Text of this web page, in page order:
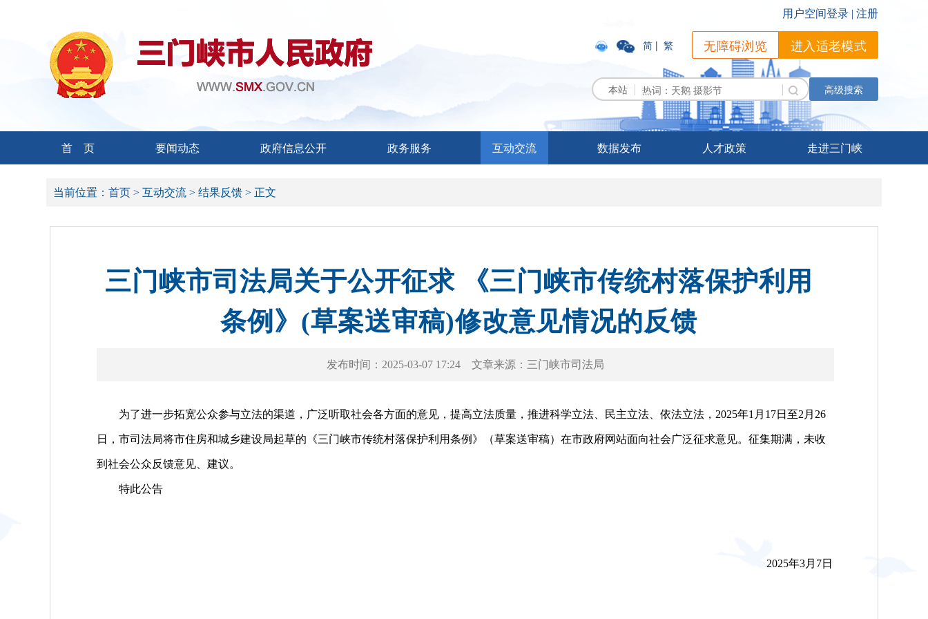
简 | 繁 无障碍浏览 进入适老模式
本站 高级搜索
首 页 要闻动态 政府信息公开 政务服务 互动交流 数据发布 人才政策 走进三门峡
当前位置： 首页 > 互动交流 > 结果反馈 > 正文
三门峡市司法局关于公开征求 《三门峡市传统村落保护利用
条例》(草案送审稿)修改意见情况的反馈
发布时间： 2025-03-07 17:24 文章来源： 三门峡市司法局
为了进一步拓宽公众参与立法的渠道，广泛听取社会各方面的意见，提高立法质量，推进科学立法、民主立法、依法立法，2025年1月17日至2月26
日，市司法局将市住房和城乡建设局起草的《三门峡市传统村落保护利用条例》（草案送审稿）在市政府网站面向社会广泛征求意见。征集期满，未收
到社会公众反馈意见、建议。
特此公告
2025年3月7日